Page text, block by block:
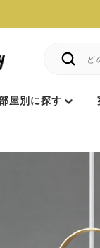
屋別に探す